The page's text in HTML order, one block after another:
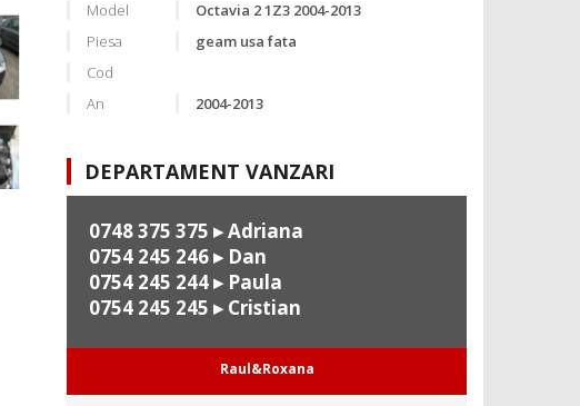
Model
Octavia 2 1Z3 2004-2013
Piesa
geam usa fata
Cod
An
2004-2013
DEPARTAMENT VANZARI
0748 375 375 ▸ Adriana
0754 245 246▸ Dan
0754 245 244▸ Paula
0754 245 245 ▸ Cristian
Raul&Roxana